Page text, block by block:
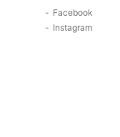
Facebook
Instagram